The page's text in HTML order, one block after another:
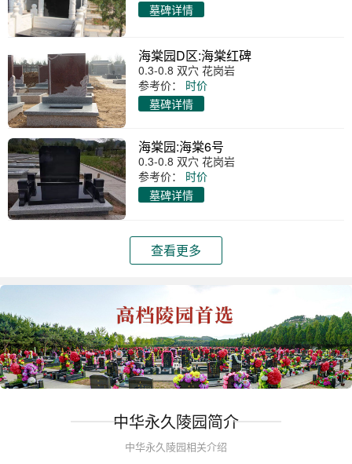
墓碑详情
海棠园D区:海棠红碑
0.3-0.8 双穴 花岗岩
参考价：
时价
墓碑详情
海棠园:海棠6号
0.3-0.8 双穴 花岗岩
参考价：
时价
墓碑详情
查看更多
中华永久陵园简介
中华永久陵园相关介绍